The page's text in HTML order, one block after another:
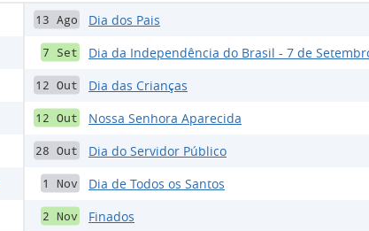
13 Ago Dia dos Pais
7 Set Dia da Independência do Brasil - 7 de
12 Out Dia das Crianças
12 Out Nossa Senhora Aparecida
28 Out Dia do Servidor Público
1 Nov Dia de Todos os Santos
2 Nov Finados